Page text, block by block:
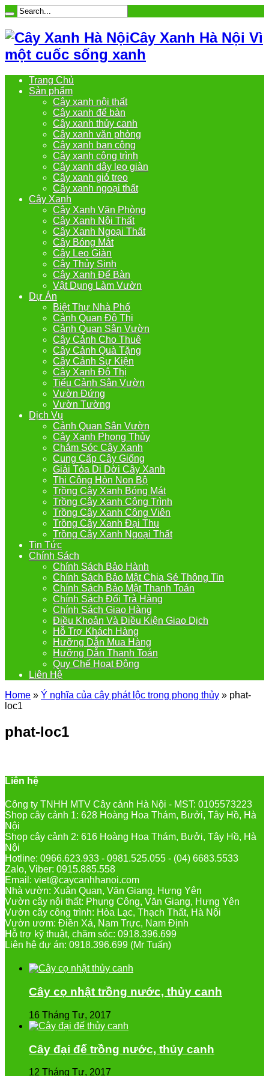
Cây Xanh Hà Nội Vì
một cuốc sống xanh
Trang Chủ
Sản phẩm
Cây xanh nội thất
Cây xanh để bàn
Cây xanh thủy canh
Cây xanh văn phòng
Cây xanh ban công
Cây xanh công trình
Cây xanh dây leo giàn
Cây xanh giỏ treo
Cây xanh ngoại thất
Cây Xanh
Cây Xanh Văn Phòng
Cây Xanh Nội Thất
Cây Xanh Ngoại Thất
Cây Bóng Mát
Cây Leo Giàn
Cây Thủy Sinh
Cây Xanh Để Bàn
Vật Dụng Làm Vườn
Dự Án
Biệt Thự Nhà Phố
Cảnh Quan Đô Thị
Cảnh Quan Sân Vườn
Cây Cảnh Cho Thuê
Cây Cảnh Quà Tặng
Cây Cảnh Sự Kiện
Cây Xanh Đô Thị
Tiểu Cảnh Sân Vườn
Vườn Đứng
Vườn Tường
Dịch Vụ
Cảnh Quan Sân Vườn
Cây Xanh Phong Thủy
Chắm Sóc Cây Xanh
Cung Cấp Cây Giống
Giải Tỏa Di Dời Cây Xanh
Thi Công Hòn Non Bộ
Trồng Cây Xanh Bóng Mát
Trồng Cây Xanh Công Trình
Trồng Cây Xanh Công Viên
Trồng Cây Xanh Đại Thụ
Trồng Cây Xanh Ngoại Thất
Tin Tức
Chính Sách
Chính Sách Bảo Hành
Chính Sách Bảo Mật Chia Sẻ Thông Tin
Chính Sách Bảo Mật Thanh Toán
Chính Sách Đổi Trả Hàng
Chính Sách Giao Hàng
Điều Khoản Và Điều Kiện Giao Dịch
Hỗ Trợ Khách Hàng
Hưỡng Dẫn Mua Hàng
Hưỡng Dẫn Thanh Toán
Quy Chế Hoạt Động
Liên Hệ
Home » Ý nghĩa của cây phát lộc trong phong thủy » phat-
loc1
phat-loc1
Liên hệ
Công ty TNHH MTV Cây cảnh Hà Nội - MST: 0105573223
Shop cây cảnh 1: 628 Hoàng Hoa Thám, Bưởi, Tây Hồ, Hà
Nội
Shop cây cảnh 2: 616 Hoàng Hoa Thám, Bưởi, Tây Hồ, Hà
Nội
Hotline: 0966.623.933 - 0981.525.055 - (04) 6683.5533
Zalo, Viber: 0915.885.558
Email: viet@caycanhhanoi.com
Nhà vườn: Xuân Quan, Văn Giang, Hưng Yên
Vườn cây nội thất: Phụng Công, Văn Giang, Hưng Yên
Vườn cây công trình: Hòa Lạc, Thạch Thất, Hà Nội
Vườn ươm: Điền Xá, Nam Trực, Nam Định
Hỗ trợ kỹ thuật, chăm sóc: 0918.396.699
Liên hệ dự án: 0918.396.699 (Mr Tuấn)
Cây cọ nhật trồng nước, thủy canh
16 Tháng Tư, 2017
Cây đại đế trồng nước, thủy canh
12 Tháng Tư, 2017